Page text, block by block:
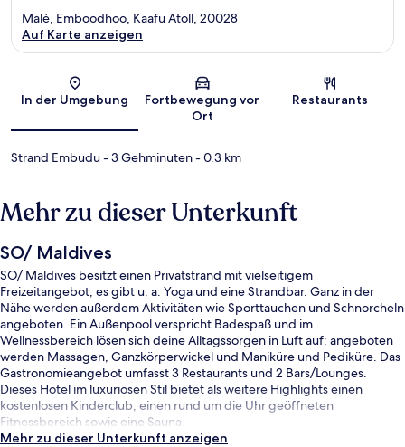
Karte
Malé, Emboodhoo, Kaafu Atoll, 20028
Auf Karte anzeigen
In der Umgebung
Fortbewegung vor
Ort
Restaurants
Strand Embudu- 3 Gehminuten- 0.3 km
Mehr zu dieser Unterkunft
SO/ Maldives
SO/ Maldives besitzt einen Privatstrand mit vielseitigem
Freizeitangebot; es gibt u. a. Yoga und eine Strandbar. Ganz in der
Nähe werden außerdem Aktivitäten wie Sporttauchen und Schnorcheln
angeboten. Ein Außenpool verspricht Badespaß und im
Wellnessbereich lösen sich deine Alltagssorgen in Luft auf: angeboten
werden Massagen, Ganzkörperwickel und Maniküre und Pediküre. Das
Gastronomieangebot umfasst 3 Restaurants und 2 Bars/Lounges.
Dieses Hotel im luxuriösen Stil bietet als weitere Highlights einen
kostenlosen Kinderclub, einen rund um die Uhr geöffneten
Fitnessbereich sowie eine Sauna.
Mehr zu dieser Unterkunft anzeigen